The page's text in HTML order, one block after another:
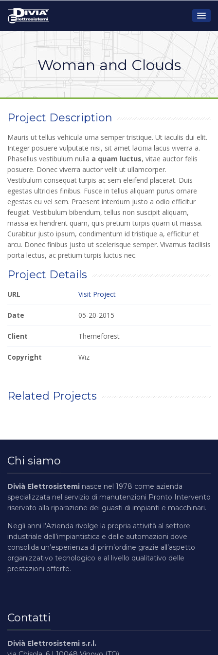
Woman and Clouds
Project Description
Mauris ut tellus vehicula urna semper tristique. Ut iaculis dui elit.
Integer posuere vulputate nisi, sit amet lacinia lacus viverra a.
Phasellus vestibulum nulla a quam luctus, vitae auctor felis
posuere. Donec viverra auctor velit ut ullamcorper.
Vestibulum consequat turpis ac sem eleifend placerat. Duis
egestas ultricies finibus. Fusce in tellus aliquam purus ornare
egestas eu vel sem. Praesent interdum justo a odio efficitur
feugiat. Vestibulum bibendum, tellus non suscipit aliquam,
massa ex hendrerit quam, quis pretium turpis quam ut massa.
Curabitur justo ipsum, condimentum id tristique a, efficitur et
arcu. Donec finibus justo ut scelerisque semper. Vivamus facilisis
porta lectus, ac pretium turpis luctus nec.
Project Details
URL Visit Project
Date 05-20-2015
Client Themeforest
Copyright Wiz
Related Projects
M
V
I
O
L
I
N
I
S
T
R
T
F
A
L
L
S
I
I
N
G
C
O
N
C
E
P
M
O
P
E
N
I
N
G
D
O
M
I
N
W
A
T
E
R
M
W
I
T
H
P
A
I
N
T
H
R
T
L
A
K
E
R
G
L
A
N
D
S
C
A
P
I
O
W
G
I
R
L
V
I
N
T
H
E
C
O
U
N
I
D
E
Chi siamo
Divià Elettrosistemi nasce nel 1978 come azienda
specializzata nel servizio di manutenzioni Pronto Intervento
riservato alla riparazione dei guasti di impianti e macchinari.
Negli anni l’Azienda rivolge la propria attività al settore
industriale dell’impiantistica e delle automazioni dove
consolida un’esperienza di prim’ordine grazie all’aspetto
organizzativo tecnologico e al livello qualitativo delle
prestazioni offerte.
Contatti
Divià Elettrosistemi s.r.l.